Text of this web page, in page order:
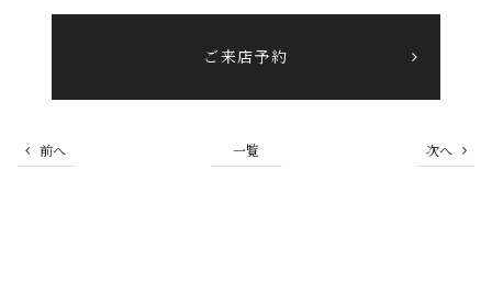
ご来店予約
前へ 一覧 次へ